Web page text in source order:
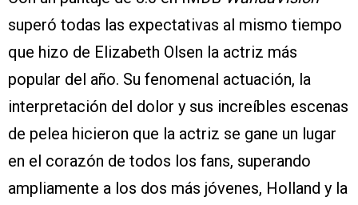
superó todas las expectativas al mismo tiempo
que hizo de Elizabeth Olsen la actriz más
popular del año. Su fenomenal actuación, la
interpretación del dolor y sus increíbles escenas
de pelea hicieron que la actriz se gane un lugar
en el corazón de todos los fans, superando
ampliamente a los dos más jóvenes, Holland y la